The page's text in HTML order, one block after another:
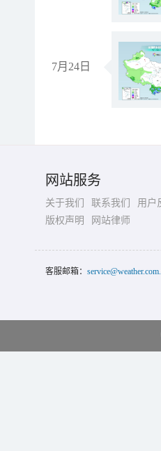
7月24日
网站服务
关于我们 联系我们
用户
版权声明
网站律师
客服邮箱：